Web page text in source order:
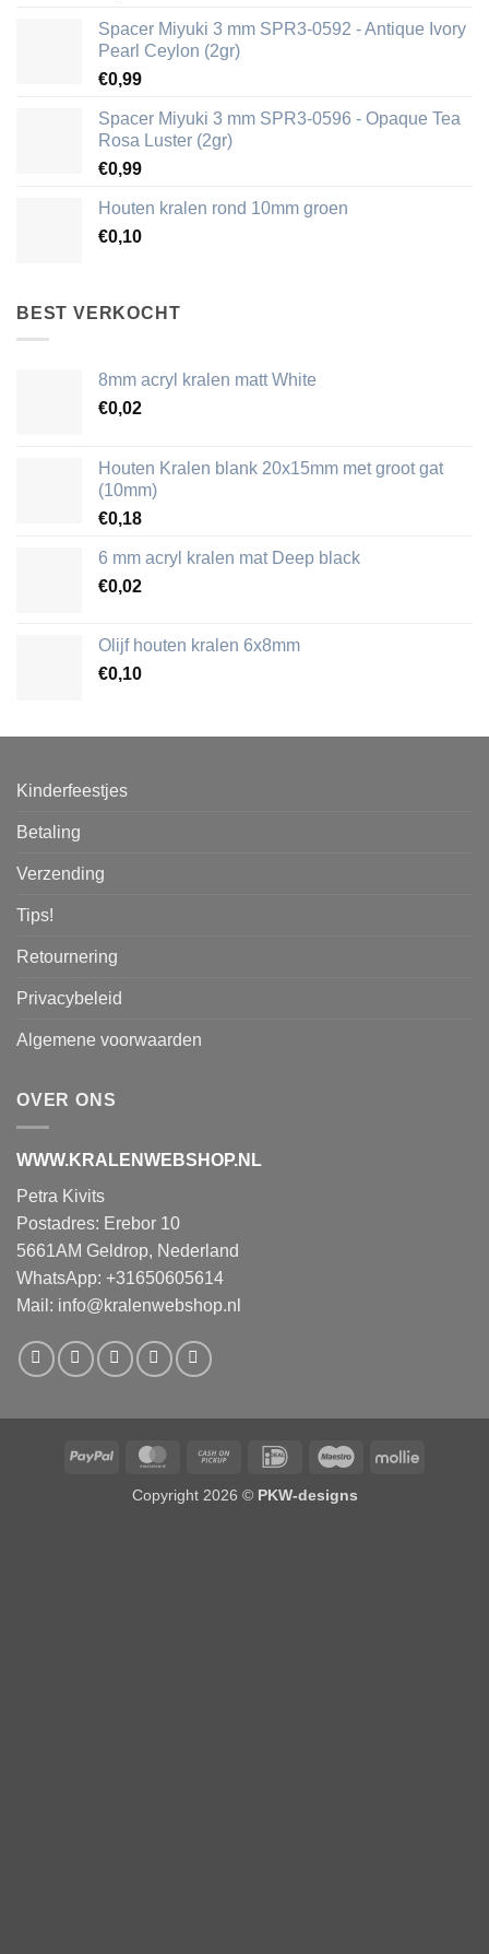
Spacer Miyuki 3 mm SPR3-0592 - Antique Ivory
Pearl Ceylon (2gr)
€0,99
Spacer Miyuki 3 mm SPR3-0596 - Opaque Tea
Rosa Luster (2gr)
€0,99
Houten kralen rond 10mm groen
€0,10
BEST VERKOCHT
8mm acryl kralen matt White
€0,02
Houten Kralen blank 20x15mm met groot gat
(10mm)
€0,18
6 mm acryl kralen mat Deep black
€0,02
Olijf houten kralen 6x8mm
€0,10
Kinderfeestjes
Betaling
Verzending
Tips!
Retournering
Privacybeleid
Algemene voorwaarden
OVER ONS
WWW.KRALENWEBSHOP.NL
Petra Kivits
Postadres: Erebor 10
5661AM Geldrop, Nederland
WhatsApp: +31650605614
Mail: info@kralenwebshop.nl
PayPal MasterCardCash
Pickup
IDeal Maestro Mollie
Copyright 2026 © PKW-designs